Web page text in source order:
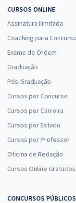
CURSOS ONLINE
Assinatura Ilimitada
Coaching para
Exame de Ordem
Graduação
Pós-Graduação
Cursos por Concurso
Cursos por Carreira
Cursos por Estado
Cursos por Professor
Oficina de Redação
Cursos Online Gratuitos
CONCURSOS PÚBLICOS